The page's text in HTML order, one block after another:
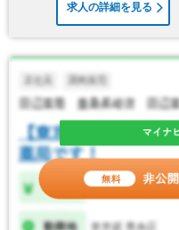
求人の詳細を見る